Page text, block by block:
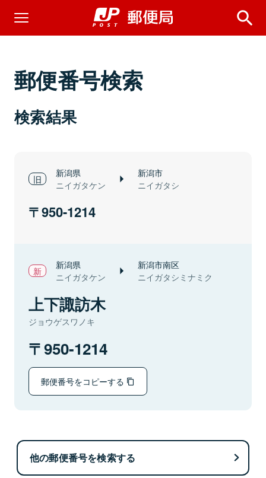
郵便番号検索
検索結果
新潟県
ニイガタケン
新潟市
ニイガタシ
950-1214
新潟県
ニイガタケン
新潟市南区
ニイガタシミナミク
上下諏訪木
ジョウゲスワノキ
950-1214
郵便番号をコピーする
他の郵便番号を検索する